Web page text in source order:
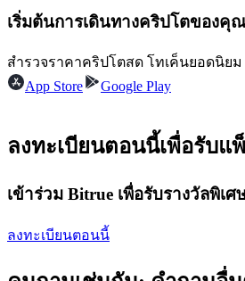
ฟิวเจอร์ส USDC
ฟิวเจอร์สที่ใช้ USDC เป็นหลักปร
เริ่มต้นการเดินทางคริปโตของคุ
สำรวจราคาคริปโตสด โทเค็นยอดนิย
App Store
Google Play
ลงทะเบียนตอนนี้เพื่อรับแ
เข้าร่วม Bitrue เพื่อรับรางวัลพิเศ
ลงทะเบียนตอนนี้